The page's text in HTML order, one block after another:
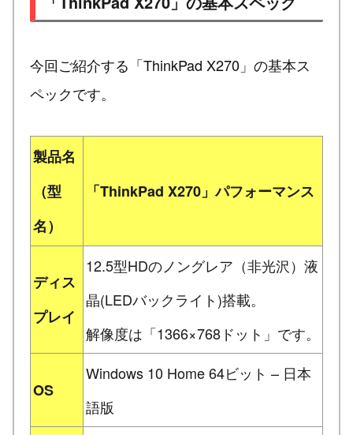
今回ご紹介する「ThinkPad X270」の基本ス
ペックです。
製品名
（型
名）
「ThinkPad X270」パフォーマンス
ディス
プレイ
12.5型HDのノングレア（非光沢）液
晶(LEDバックライト)搭載。
解像度は「1366×768ドット」です。
OS
Windows 10 Home 64ビット – 日本
語版